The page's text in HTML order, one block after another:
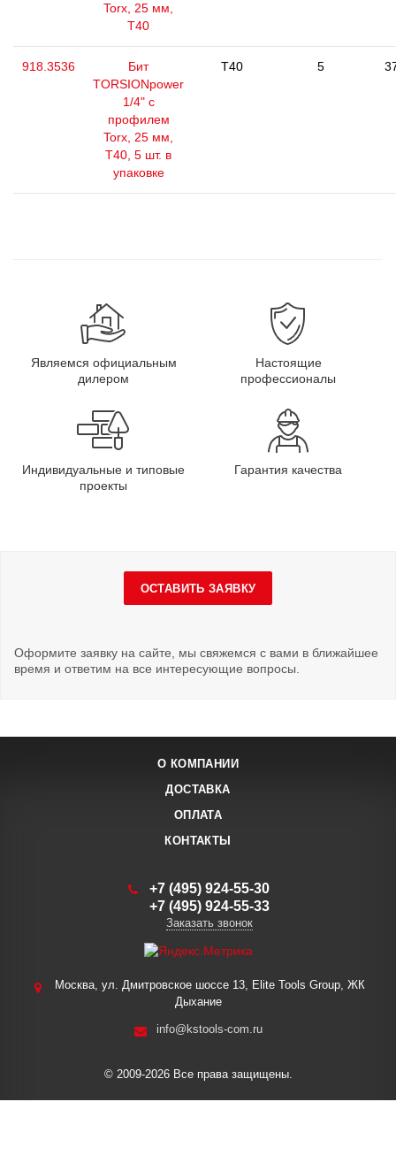
Torx, 25 мм,
Т40
918.3536
Бит
TORSIONpower
1/4" с
профилем
Torx, 25 мм,
Т40, 5 шт. в
упаковке
T40 5
Являемся официальным
дилером
Настоящие
профессионалы
Индивидуальные и типовые
проекты
Гарантия качества
ОСТАВИТЬ ЗАЯВКУ
Оформите заявку на сайте, мы свяжемся с вами в ближайшее
время и ответим на все интересующие вопросы.
О КОМПАНИИ
ДОСТАВКА
ОПЛАТА
КОНТАКТЫ
+7 (495) 924-55-30
+7 (495) 924-55-33
Заказать звонок
Москва, ул. Дмитровское шоссе 13, Elite Tools Group, ЖК
Дыхание
info@kstools-com.ru
© 2009-2026 Все права защищены.